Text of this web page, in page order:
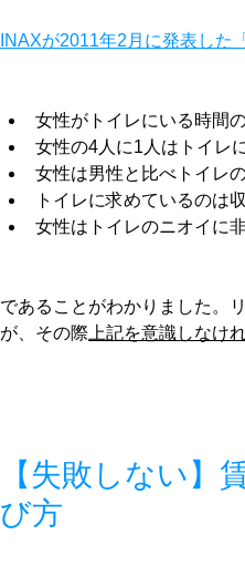
INAXが2011年2月に発表した
女性がトイレにいる時間
女性の4人に1人はトイレ
女性は男性と比べトイレ
トイレに求めているのは
女性はトイレのニオイに
であることがわかりました。
が、その際 上記を意識しなけ
【失敗しない】
び方